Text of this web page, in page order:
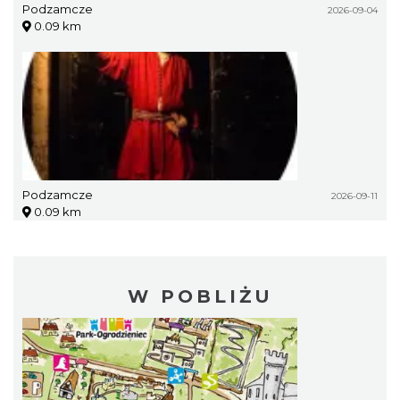
Podzamcze 2026-09-04
0.09 km
Podzamcze 2026-09-11
0.09 km
W POBLIŻU